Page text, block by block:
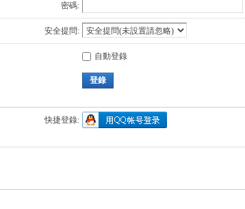
密碼:
安全提問:
自動登錄
登錄
快捷登錄: